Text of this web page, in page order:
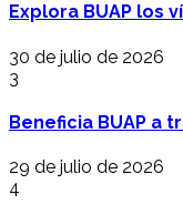
Explora BUAP los
30 de julio de 2026
3
Beneficia BUAP a
29 de julio de 2026
4